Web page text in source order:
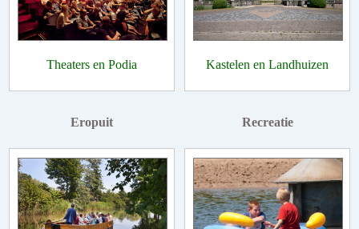
Theaters en Podia Kastelen en Landhuizen
Eropuit Recreatie